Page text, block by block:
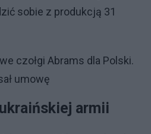
sobie z produkcją 31
czołgi Abrams dla Polski.
umowę
armii